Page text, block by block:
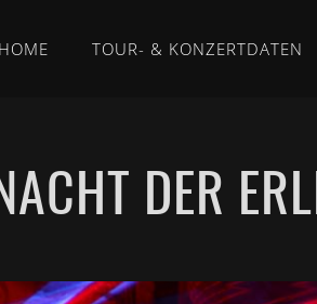
HOME TOUR- & KONZERTDATEN
DER